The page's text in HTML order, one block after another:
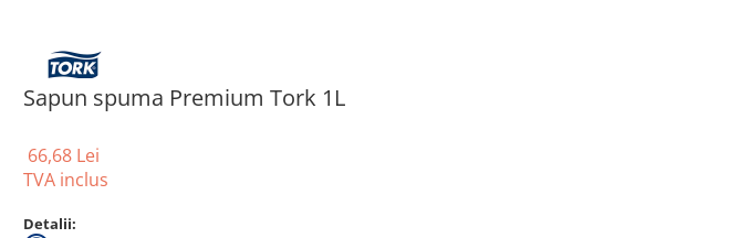
Sapun spuma Premium Tork 1L
66,68 Lei
TVA inclus
Detalii: